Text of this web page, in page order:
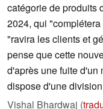
catégorie de produits
2024, qui
"ravira les clients et
pense que cette
d'après une fuite d'un
dispose d'une
Vishal Bhardwaj (